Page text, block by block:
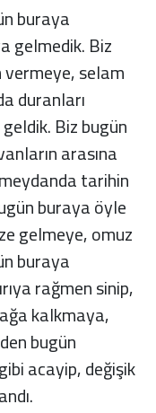
buraya
gelmedik. Biz
selam
duranları
Biz bugün
arasına
tarihin
buraya öyle
gelmeye, omuz
buraya
rağmen sinip,
kalkmaya,
bugün
acayip, değişik